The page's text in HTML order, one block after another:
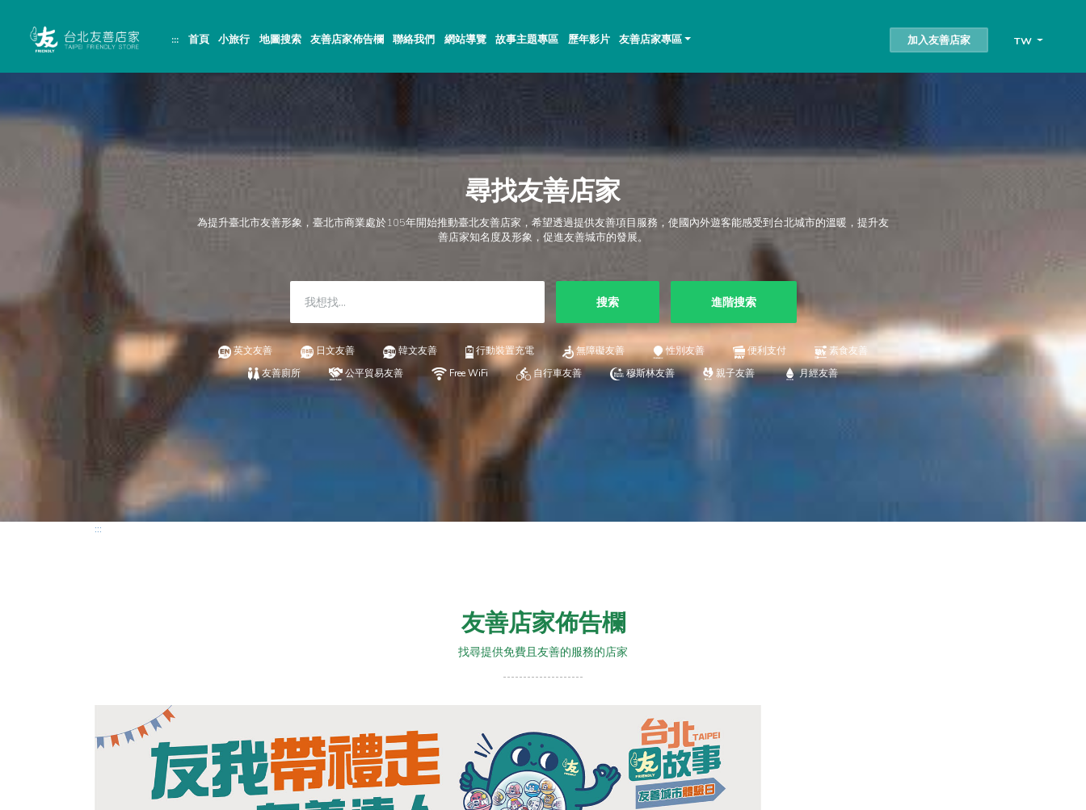
容
::: 首頁 小旅行 地圖搜索 友善店家佈告欄 聯絡我們 網站導覽 故事主題專區 歷年影片 友善店家專區 加入友善店家 TW
尋找友善店家
為提升臺北市友善形象，臺北市商業處於105年開始推動臺北友善店家，希望透過提供友善項目服務，使國內外遊客能感受到台北城市的溫暖，提升友
善店家知名度及形象，促進友善城市的發展。
搜索 進階搜索
英文友善 日文友善 韓文友善 行動裝置充電 無障礙友善 性別友善 便利支付
素食友善
友善廁所
公平貿易友善 Free WiFi 自行車友善 穆斯林友善 親子友善 月經友善
:::
友善店家佈告欄
找尋提供免費且友善的服務的店家